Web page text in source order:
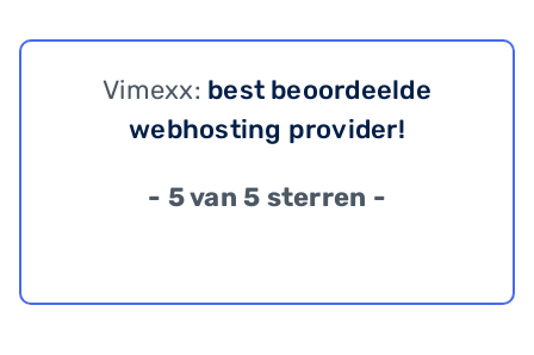
Vimexx: best beoordeelde
webhosting provider!
- 5 van 5 sterren -